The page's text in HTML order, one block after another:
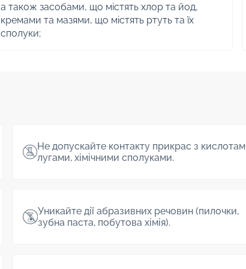
а також засобами, що містять хлор та йод,
кремами та мазями, що містять ртуть та їх
сполуки;
Не допускайте контакту прикрас з
лугами, хімічними сполуками.
Уникайте дії абразивних речовин (пилочки,
зубна паста, побутова хімія).